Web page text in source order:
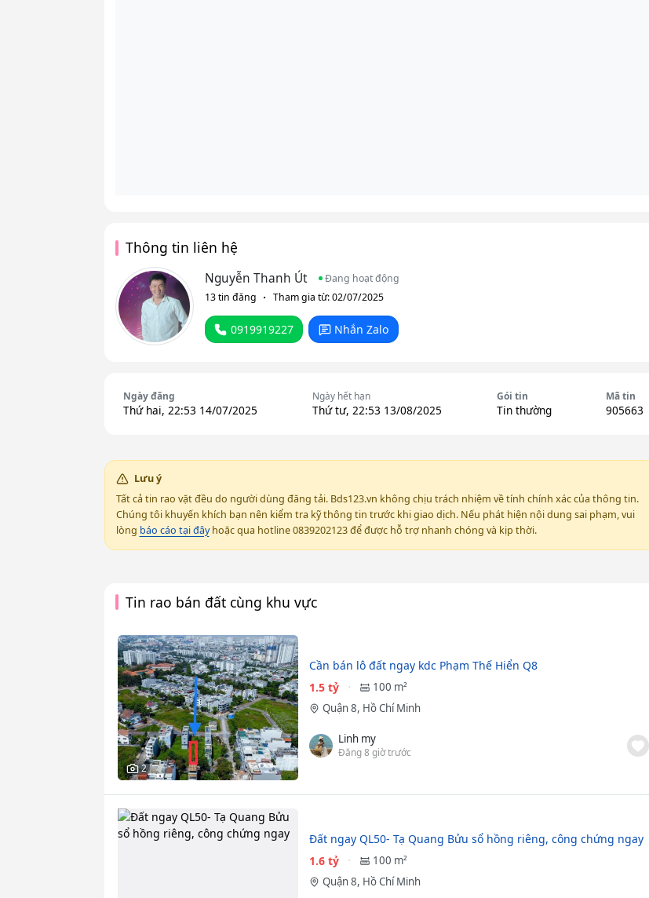
Thông tin liên hệ
Nguyễn Thanh Út
Đang hoạt động
13 tin đăng
Tham gia từ: 02/07/2025
0919919227 Nhắn Zalo
Ngày đăng
Thứ hai, 22:53 14/07/2025
Ngày hết hạn
Thứ tư, 22:53 13/08/2025
Gói tin
Tin thường
Mã tin
905663
Lưu ý
Tất cả tin rao vặt đều do người dùng đăng tải. Bds123.vn không chịu trách nhiệm về tính chính xác của thông tin.
Chúng tôi khuyến khích bạn nên kiểm tra kỹ thông tin trước khi giao dịch. Nếu phát hiện nội dung sai phạm, vui
lòng báo cáo tại đâyhoặc qua hotline 0839202123 để được hỗ trợ nhanh chóng và kịp thời.
Tin rao bán đất cùng khu vực
2
Cần bán lô đất ngay kdc Phạm Thế Hiển Q8
1.5 tỷ
100 m²
Quận 8, Hồ Chí Minh
Linh my
Đăng 8 giờ trước
Đất ngay QL50- Tạ Quang Bửu sổ hồng riêng, công chứng ngay
1.6 tỷ
100 m²
Quận 8, Hồ Chí Minh